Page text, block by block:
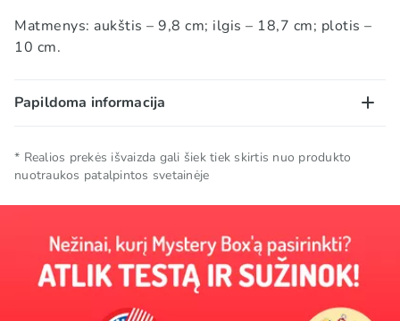
Matmenys: aukštis – 9,8 cm; ilgis – 18,7 cm; plotis –
10 cm.
Papildoma informacija
Laikymo sąlygos Laikyti vėsioje ir sausoje vietoje.
Kolekcija 🥢 Azijos kolekcija
TOP TOP
* Realios prekės išvaizda gali šiek tiek skirtis nuo produkto
nuotraukos patalpintos svetainėje